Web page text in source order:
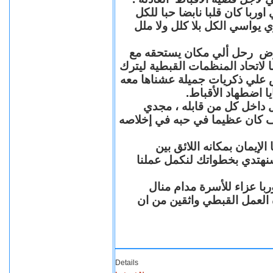
كان قلبا نابضا حبا للكل
يواسي الكل بلا كلل ولا ملل
رحل ألي مكان يستحقه مع
المنظمات القبطية ليترك
علي ذكريات جميلة عشناها معه
اضطهاد الأقباط.
داخل كل من قابله ، مجدي
عظيما في حبه في إخلاصه
بمكانه اللائق بين
بخطواتك لنكمل عملنا
عزاء للأسرة مدام منال
العمل القبطي واثقين من ان
Details